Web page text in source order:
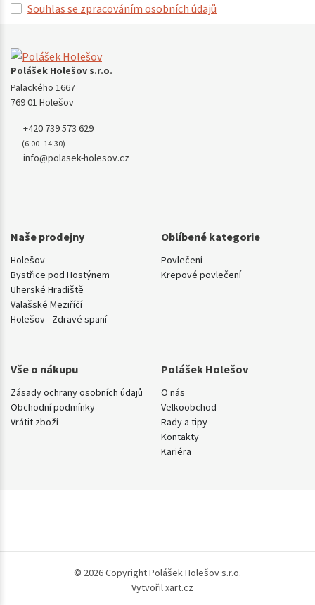
Souhlas se zpracováním osobních údajů
Polášek Holešov s.r.o.
Palackého 1667
769 01 Holešov
+420 739 573 629
(6:00–14:30)
info@polasek-holesov.cz
Naše prodejny
Holešov
Bystřice pod Hostýnem
Uherské Hradiště
Valašské Meziříčí
Holešov - Zdravé spaní
Oblíbené kategorie
Povlečení
Krepové povlečení
Vše o nákupu
Zásady ochrany osobních údajů
Obchodní podmínky
Vrátit zboží
Polášek Holešov
O nás
Velkoobchod
Rady a tipy
Kontakty
Kariéra
© 2026 Copyright Polášek Holešov s.r.o.
Vytvořil xart.cz